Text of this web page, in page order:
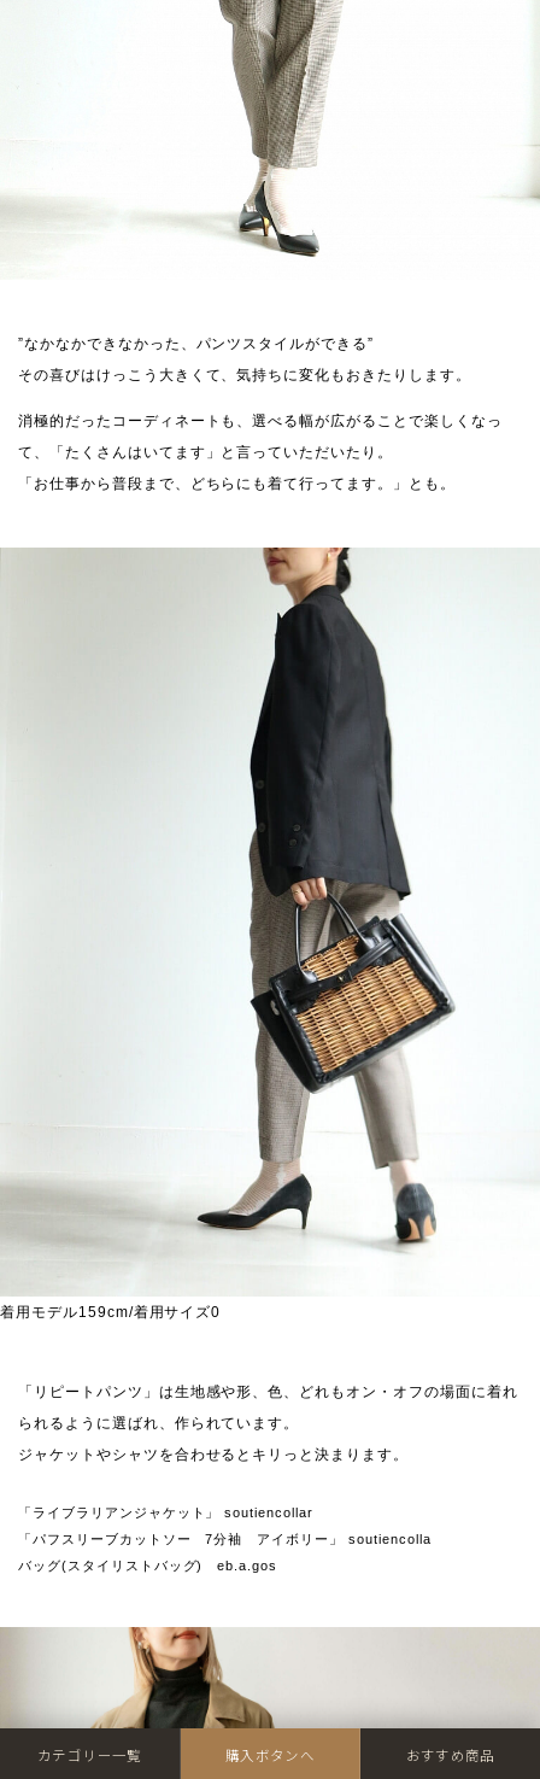
”なかなかできなかった、パンツスタイルができる”
その喜びはけっこう大きくて、気持ちに変化もおきたりします。
消極的だったコーディネートも、選べる幅が広がることで楽しくなっ
て、「たくさんはいてます」と言っていただいたり。
「お仕事から普段まで、どちらにも着て行ってます。」とも。
着用モデル159cm/着用サイズ0
「リピートパンツ」は生地感や形、色、どれもオン・オフの場面に着れ
られるように選ばれ、作られています。
ジャケットやシャツを合わせるとキリっと決まります。
「ライブラリアンジャケット」 soutiencollar
「パフスリーブカットソー 7分袖 アイボリー」 soutiencolla
バッグ(スタイリストバッグ) eb.a.gos
カテゴリー一覧 購入ボタンへ おすすめ商品